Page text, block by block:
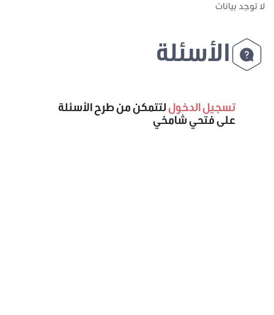
لا توجد بيانات
الأسئلة
تسجيل الدخوللتتمكن من طرح الأسئلة
على فتحي شامخي